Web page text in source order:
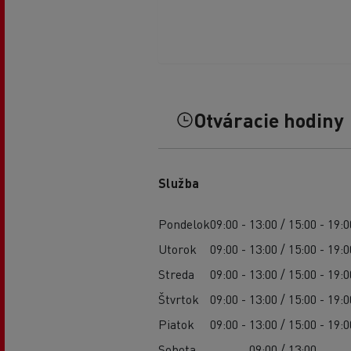
Otváracie hodiny
Služba
Pondelok09:00 - 13:00 / 15:00 -
Utorok
09:00 - 13:00 / 15:00 -
Streda
09:00 - 13:00 / 15:00 -
Štvrtok
09:00 - 13:00 / 15:00 -
Piatok
09:00 - 13:00 / 15:00 -